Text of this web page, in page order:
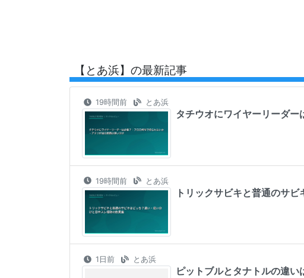
【とあ浜】の最新記事
19時間前 とあ浜
タチウオにワイヤーリーダ
19時間前 とあ浜
トリックサビキと普通のサ
1日前 とあ浜
ピットブルとタナトルの違